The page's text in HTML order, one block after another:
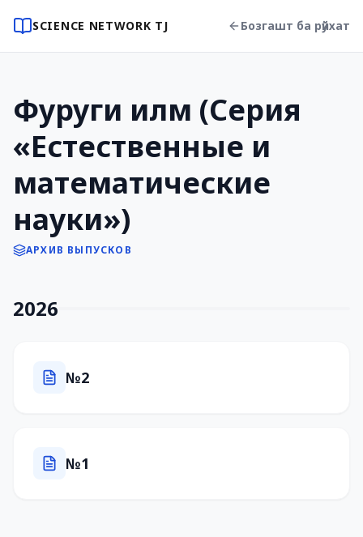
SCIENCE NETWORK TJ Бозгашт ба рӯйхат
Фуруги илм (Серия
«Естественные и
математические
науки»)
АРХИВ ВЫПУСКОВ
2026
№2
№1